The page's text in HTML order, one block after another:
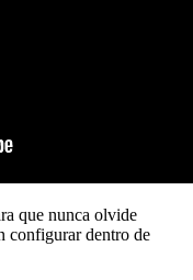
que nunca olvide
configurar dentro de